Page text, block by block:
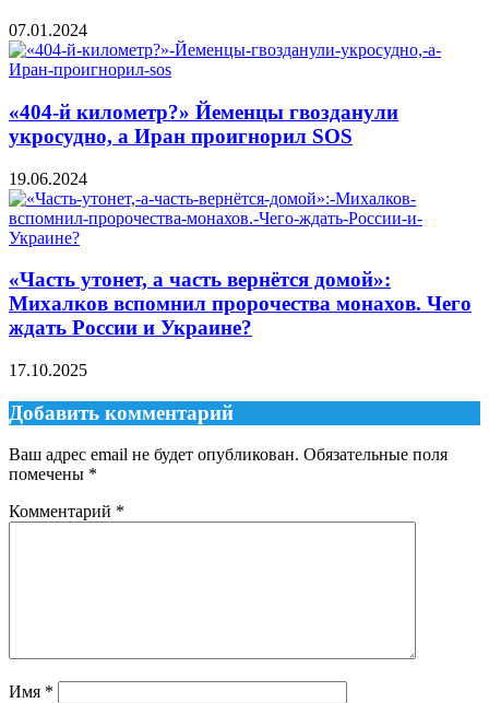
07.01.2024
«404-й километр?» Йеменцы гвозданули
укросудно, а Иран проигнорил SOS
19.06.2024
«Часть утонет, а часть вернётся домой»:
Михалков вспомнил пророчества монахов. Чего
ждать России и Украине?
17.10.2025
Добавить комментарий
Ваш адрес email не будет опубликован. Обязательные поля
помечены *
Комментарий *
Имя *